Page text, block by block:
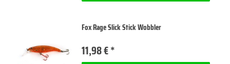
Fox Rage Slick Stick Wobbler
11,98 € *